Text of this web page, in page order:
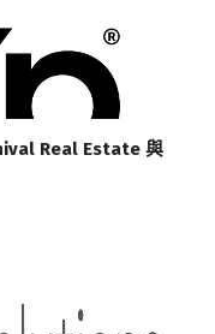
Real Estate 與